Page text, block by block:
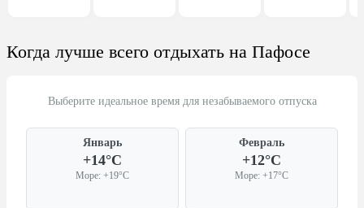
Когда лучше всего отдыхать на Пафосе
Выберите идеальное время для незабываемого отпуска
Январь
+14°C
Море: +19°C
Февраль
+12°C
Море: +17°C